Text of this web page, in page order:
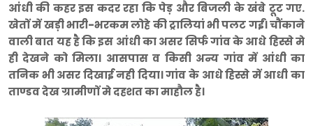
आंधी की कहर इस कदर रहा कि पेड़ और बिजली के खंबे टूट गए.
खेतों में खड़ी भारी-भरकम लोहे की ट्रालियां भी पलट गईं। चौंकाने
वाली बात यह है कि इस आंधी का असर सिर्फ गांव के आधे हिस्से मे
ही देखने को मिला। आसपास व किसी अन्य गांव में आंधी का
तनिक भी असर दिखाई नही दिया। गांव के आधे हिस्से में आधी का
ताण्डव देख ग्रामीणों मे दहशत का माहौल है।